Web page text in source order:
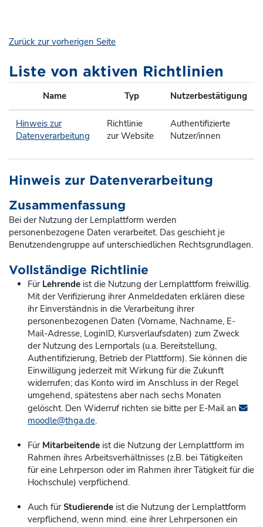
Zurück zur vorherigen Seite
Liste von aktiven Richtlinien
Name Typ Nutzerbestätigung
Hinweis zur
Datenverarbeitung
Richtlinie
zur Website
Authentifizierte
Nutzer/innen
Hinweis zur Datenverarbeitung
Zusammenfassung
Bei der Nutzung der Lernplattform werden
personenbezogene Daten verarbeitet. Das geschieht je
Benutzendengruppe auf unterschiedlichen Rechtsgrundlagen.
Vollständige Richtlinie
Für Lehrende ist die Nutzung der Lernplattform freiwillig.
Mit der Verifizierung ihrer Anmeldedaten erklären diese
ihr Einverständnis in die Verarbeitung ihrer
personenbezogenen Daten (Vorname, Nachname, E-
Mail-Adresse, LoginID, Kursverlaufsdaten) zum Zweck
der Nutzung des Lernportals (u.a. Bereitstellung,
Authentifizierung, Betrieb der Plattform). Sie können die
Einwilligung jederzeit mit Wirkung für die Zukunft
widerrufen; das Konto wird im Anschluss in der Regel
umgehend, spätestens aber nach sechs Monaten
gelöscht. Den Widerruf richten sie bitte per E-Mail an
moodle@thga.de.
Für Mitarbeitende ist die Nutzung der Lernplattform im
Rahmen ihres Arbeitsverhältnisses (z.B. bei Tätigkeiten
für eine Lehrperson oder im Rahmen ihrer Tätigkeit für die
Hochschule) verpflichend.
Auch fürStudierende ist die Nutzung der Lernplattform
verpflichend, wenn mind. eine ihrer Lehrpersonen ein